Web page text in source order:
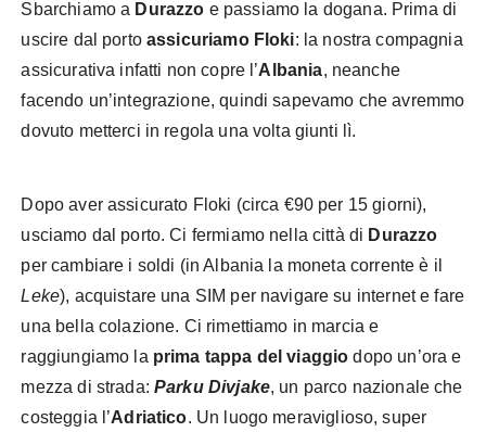
Sbarchiamo a Durazzo e passiamo la dogana. Prima di
uscire dal portoassicuriamo Floki: la nostra compagnia
assicurativa infatti non copre l’Albania, neanche
facendo un’integrazione, quindi sapevamo che avremmo
dovuto metterci in regola una volta giunti lì.
Dopo aver assicurato Floki (circa €90 per 15 giorni),
usciamo dal porto. Ci fermiamo nella città di Durazzo
per cambiare i soldi (in Albania la moneta corrente è il
Leke), acquistare una SIM per navigare su internet e fare
una bella colazione. Ci rimettiamo in marcia e
raggiungiamo la prima tappa del viaggio dopo un’ora e
mezza di strada:Parku Divjake, un parco nazionale che
costeggia l’Adriatico. Un luogo meraviglioso, super